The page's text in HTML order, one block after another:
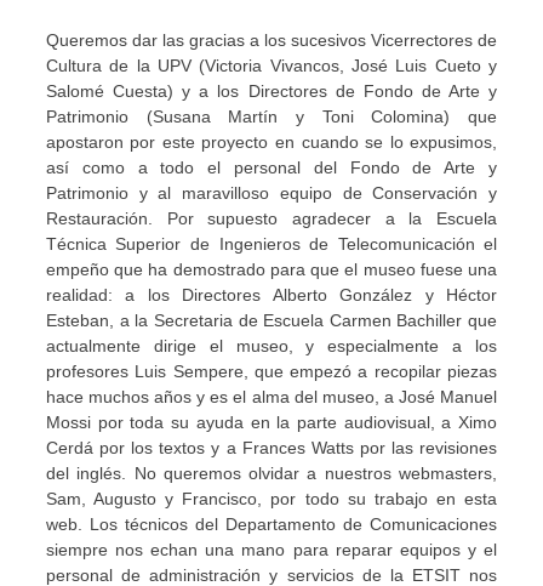
Queremos dar las gracias a los sucesivos Vicerrectores de
Cultura de la UPV (Victoria Vivancos, José Luis Cueto y
Salomé Cuesta) y a los Directores de Fondo de Arte y
Patrimonio (Susana Martín y Toni Colomina) que
apostaron por este proyecto en cuando se lo expusimos,
así como a todo el personal del Fondo de Arte y
Patrimonio y al maravilloso equipo de Conservación y
Restauración. Por supuesto agradecer a la Escuela
Técnica Superior de Ingenieros de Telecomunicación el
empeño que ha demostrado para que el museo fuese una
realidad: a los Directores Alberto González y Héctor
Esteban, a la Secretaria de Escuela Carmen Bachiller que
actualmente dirige el museo, y especialmente a los
profesores Luis Sempere, que empezó a recopilar piezas
hace muchos años y es el alma del museo, a José Manuel
Mossi por toda su ayuda en la parte audiovisual, a Ximo
Cerdá por los textos y a Frances Watts por las revisiones
del inglés. No queremos olvidar a nuestros webmasters,
Sam, Augusto y Francisco, por todo su trabajo en esta
web. Los técnicos del Departamento de Comunicaciones
siempre nos echan una mano para reparar equipos y el
personal de administración y servicios de la ETSIT nos